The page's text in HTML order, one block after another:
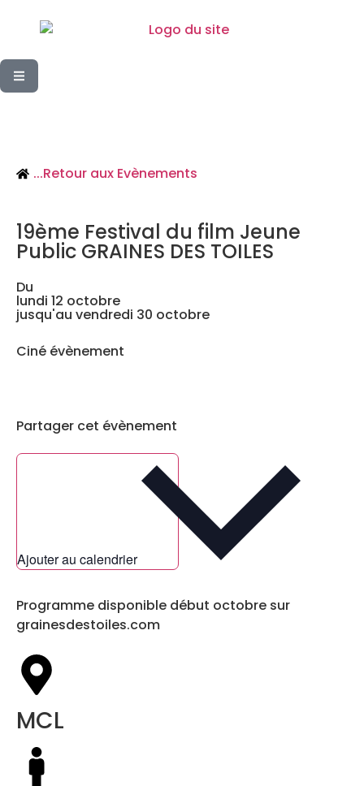
...Retour aux Evènements
19ème Festival du film Jeune
Public GRAINES DES TOILES
Du
lundi 12 octobre
jusqu'au vendredi 30 octobre
Ciné évènement
Partager cet évènement
Ajouter au calendrier
Programme disponible début octobre sur
grainesdestoiles.com
MCL